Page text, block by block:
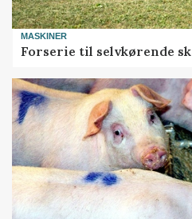
MASKINER
Forserie til selvkørende